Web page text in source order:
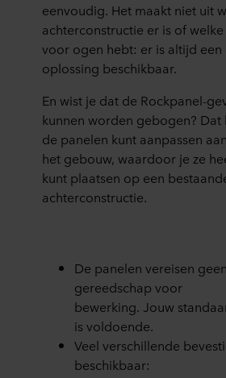
eenvoudig. Het maakt niet uit
achterconstructie er is of
voor ogen hebt: er is altijd een
oplossing beschikbaar.
En wist je dat de Rockpanel-
kunnen worden gebogen? Dat
de panelen kunt aanpassen
het gebouw, waardoor je ze
kunt plaatsen op een
achterconstructie.
De panelen vereisen
gereedschap voor
bewerking. Jouw
is voldoende.
Veel verschillende
beschikbaar: